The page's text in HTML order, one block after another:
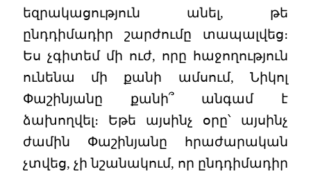
եզրակացություն անել, թե
ընդդիմադիր շարժումը տապալվեց։
Ես չգիտեմ մի ուժ, որը հաջողություն
ունենա մի քանի ամսում, Նիկոլ
Փաշինյանը քանի՞ անգամ է
ձախողվել։ Եթե այսինչ օրը՝ այսինչ
ժամին Փաշինյանը հրաժարական
չտվեց, չի նշանակում, որ ընդդիմադիր